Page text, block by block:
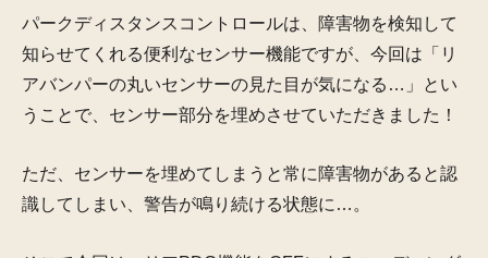
パークディスタンスコントロールは、障害物を検知して
知らせてくれる便利なセンサー機能ですが、今回は「リ
アバンパーの丸いセンサーの見た目が気になる…」とい
うことで、センサー部分を埋めさせていただきました！
ただ、センサーを埋めてしまうと常に障害物があると認
識してしまい、警告が鳴り続ける状態に…。